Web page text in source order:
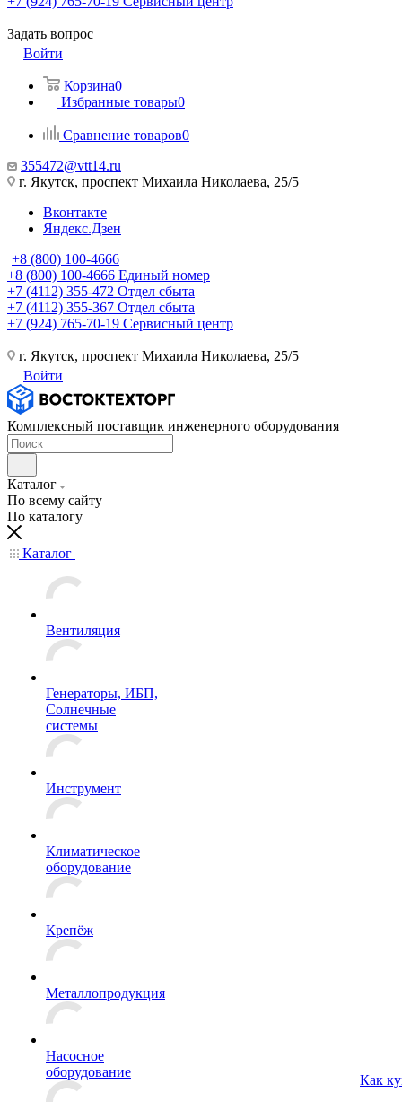
Задать вопрос
Войти
Корзина0
Избранные товары0
Сравнение товаров0
355472@vtt14.ru
г. Якутск, проспект Михаила Николаева, 25/5
Вконтакте
Яндекс.Дзен
+8 (800) 100-4666
+8 (800) 100-4666 Единый номер
+7 (4112) 355-472 Отдел сбыта
+7 (4112) 355-367 Отдел сбыта
+7 (924) 765-70-19 Сервисный центр
г. Якутск, проспект Михаила Николаева, 25/5
Войти
Комплексный поставщик инженерного оборудования
Каталог
По всему сайту
По каталогу
Каталог
Вентиляция
Генераторы, ИБП,
Солнечные
системы
Инструмент
Климатическое
оборудование
Крепёж
Металлопродукция
Насосное
оборудование
Как